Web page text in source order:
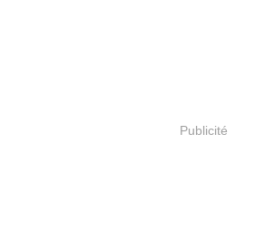
Publicité